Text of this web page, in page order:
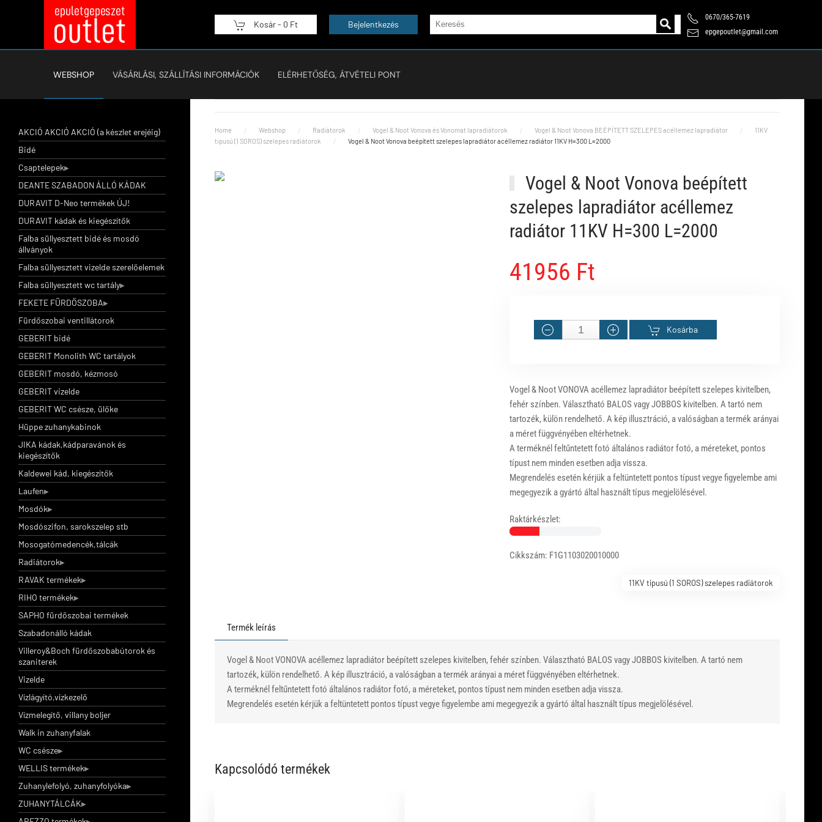
Fő tartalom átugrása Kosár - 0 Ft Bejelentkezés
0670/365-7619
epgepoutlet@gmail.com
WEBSHOP VÁSÁRLÁSI, SZÁLLÍTÁSI INFORMÁCIÓK ELÉRHETŐSÉG, ÁTVÉTELI PONT
Home Webshop Radiátorok Vogel & Noot Vonova és Vonomat lapradiátorok Vogel & Noot Vonova BEÉPÍTETT SZELEPES acéllemez lapradiátor
11KV
tipusú (1 SOROS) szelepes radiátorok
Vogel & Noot Vonova beépített szelepes lapradiátor acéllemez radiátor 11KV H=300 L=2000
Vogel & Noot Vonova beépített
szelepes lapradiátor acéllemez
radiátor 11KV H=300 L=2000
41956 Ft
Kosárba
Vogel & Noot VONOVA acéllemez lapradiátor beépített szelepes kivitelben,
fehér színben. Választható BALOS vagy JOBBOS kivitelben. A tartó nem
tartozék, külön rendelhető. A kép illusztráció, a valóságban a termék arányai
a méret függvényében eltérhetnek.
A terméknél feltűntetett fotó általános radiátor fotó, a méreteket, pontos
típust nem minden esetben adja vissza.
Megrendelés esetén kérjük a feltüntetett pontos típust vegye figyelembe ami
megegyezik a gyártó által használt típus megjelölésével.
Raktárkészlet:
Cikkszám: F1G1103020010000
11KV tipusú (1 SOROS) szelepes radiátorok
Termék leírás
Vogel & Noot VONOVA acéllemez lapradiátor beépített szelepes kivitelben, fehér színben. Választható BALOS vagy JOBBOS kivitelben. A tartó nem
tartozék, külön rendelhető. A kép illusztráció, a valóságban a termék arányai a méret függvényében eltérhetnek.
A terméknél feltűntetett fotó általános radiátor fotó, a méreteket, pontos típust nem minden esetben adja vissza.
Megrendelés esetén kérjük a feltüntetett pontos típust vegye figyelembe ami megegyezik a gyártó által használt típus megjelölésével.
Kapcsolódó termékek
AKCIÓ AKCIÓ AKCIÓ (a készlet erejéig)
Bidé
Csaptelepek
DEANTE SZABADON ÁLLÓ KÁDAK
DURAVIT D-Neo termékek ÚJ!
DURAVIT kádak és kiegészítők
Falba süllyesztett bidé és mosdó
állványok
Falba süllyesztett vizelde szerelőelemek
Falba süllyesztett wc tartály
FEKETE FÜRDŐSZOBA
Fürdőszobai ventillátorok
GEBERIT bidé
GEBERIT Monolith WC tartályok
GEBERIT mosdó, kézmosó
GEBERIT vizelde
GEBERIT WC csésze, ülőke
Hüppe zuhanykabinok
JIKA kádak,kádparavánok és
kiegészítők
Kaldewei kád, kiegészítők
Laufen
Mosdók
Mosdószifon, sarokszelep stb
Mosogatómedencék,tálcák
Radiátorok
RAVAK termékek
RIHO termékek
SAPHO fürdőszobai termékek
Szabadonálló kádak
Villeroy&Boch fürdőszobabútorok és
szaniterek
Vizelde
Vízlágyító,vízkezelő
Vízmelegítő, villany boljer
Walk in zuhanyfalak
WC csésze
WELLIS termékek
Zuhanylefolyó, zuhanyfolyóka
ZUHANYTÁLCÁK